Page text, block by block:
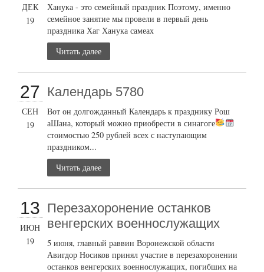
ДЕК
19
Ханука - это семейный праздник Поэтому, именно
семейное занятие мы провели в первый день
праздника Хаг Ханука самеах
Читать далее
27
СЕН
19
Календарь 5780
Вот он долгожданный Календарь к празднику Рош
аШана, который можно приобрести в синагоге
стоимостью 250 рублей всех с наступающим
праздником...
Читать далее
13
ИЮН
19
Перезахоронение останков
венгерских военнослужащих
5 июня, главный раввин Воронежской области
Авигдор Носиков принял участие в перезахоронении
останков венгерских военнослужащих, погибших на